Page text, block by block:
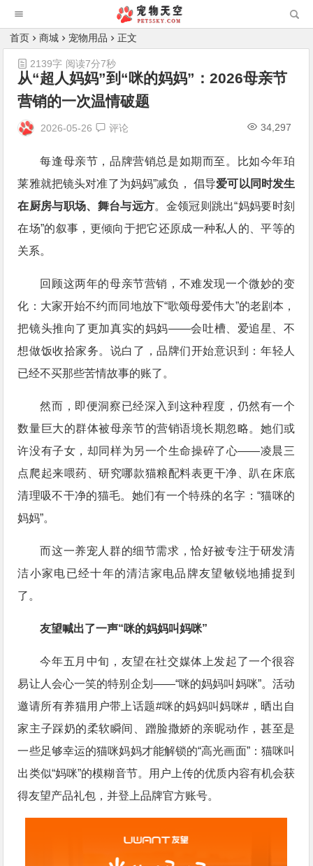
首页 商城 宠物用品 正文
从“超人妈妈”到“咪的妈妈”：2026母亲节
营销的一次温情破题
2026-05-26 评论 34,297
2139字 阅读7分7秒
每逢母亲节，品牌营销总是如期而至。比如今年珀
莱雅就把镜头对准了为妈妈”减负， 倡导爱可以同时发生
在厨房与职场、舞台与远方。金领冠则跳出“妈妈要时刻
在场”的叙事，更倾向于把它还原成一种私人的、平等的
关系。
回顾这两年的母亲节营销，不难发现一个微妙的变
化：大家开始不约而同地放下“歌颂母爱伟大”的老剧本，
把镜头推向了更加真实的妈妈——会吐槽、爱追星、不
想做饭收拾家务。说白了，品牌们开始意识到：年轻人
已经不买那些苦情故事的账了。
然而，即便洞察已经深入到这种程度，仍然有一个
数量巨大的群体被母亲节的营销语境长期忽略。她们或
许没有子女，却同样为另一个生命操碎了心——凌晨三
点爬起来喂药、研究哪款猫粮配料表更干净、趴在床底
清理吸不干净的猫毛。她们有一个特殊的名字：“猫咪的
妈妈”。
而这一养宠人群的细节需求，恰好被专注于研发清
洁小家电已经十年的清洁家电品牌友望敏锐地捕捉到
了。
友望喊出了一声“咪的妈妈叫妈咪”
今年五月中旬，友望在社交媒体上发起了一个很容
易让人会心一笑的特别企划——“咪的妈妈叫妈咪”。活动
邀请所有养猫用户带上话题#咪的妈妈叫妈咪#，晒出自
家主子踩奶的柔软瞬间、蹭脸撒娇的亲昵动作，甚至是
一些足够幸运的猫咪妈妈才能解锁的“高光画面”：猫咪叫
出类似“妈咪”的模糊音节。用户上传的优质内容有机会获
得友望产品礼包，并登上品牌官方账号。